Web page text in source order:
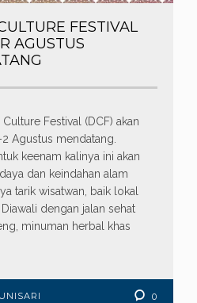
FESTIVAL
AGUSTUS
Festival (DCF) akan
Agustus mendatang.
keenam kalinya ini akan
dan keindahan alam
tarik wisatwan, baik lokal
dengan jalan sehat
minuman herbal khas
0